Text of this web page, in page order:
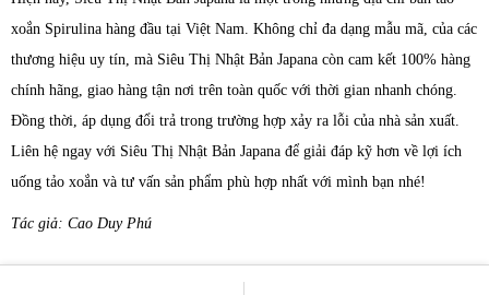
xoắn Spirulina hàng đầu tại Việt Nam. Không chỉ đa dạng mẫu mã, của các
thương hiệu uy tín, mà Siêu Thị Nhật Bản Japana còn cam kết 100% hàng
chính hãng, giao hàng tận nơi trên toàn quốc với thời gian nhanh chóng.
Đồng thời, áp dụng đổi trả trong trường hợp xảy ra lỗi của nhà sản xuất.
Liên hệ ngay với Siêu Thị Nhật Bản Japana để giải đáp kỹ hơn về lợi ích
uống tảo xoắn và tư vấn sản phẩm phù hợp nhất với mình bạn nhé!
Tác giả: Cao Duy Phú